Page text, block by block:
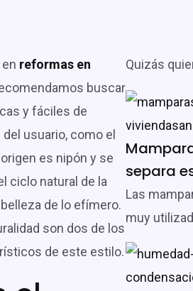
reformas en
buscar
y fáciles de
usuario, como el
origen es nipón y se
ciclo natural de la
de lo efímero.
son dos de los
de este estilo.
Quizás
separa
Las
muy